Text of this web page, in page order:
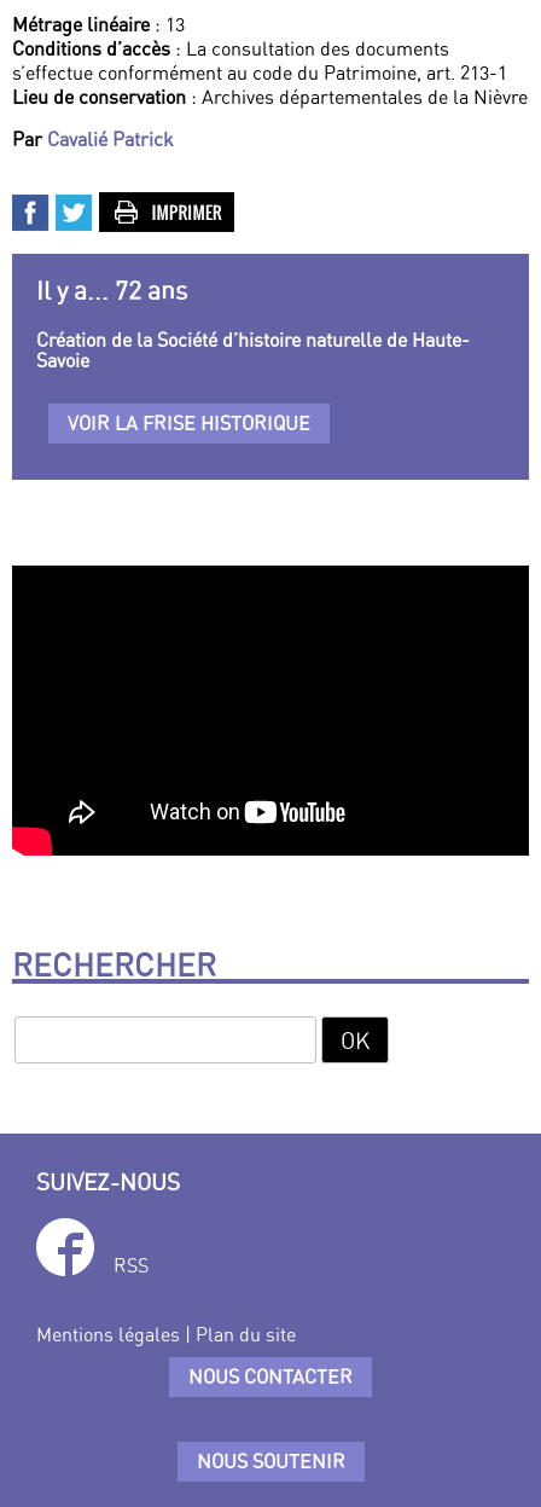
Métrage linéaire: 13
Conditions d’accès : La consultation des documents
s’effectue conformément au code du Patrimoine, art. 213-1
Lieu de conservation : Archives départementales de la Nièvre
Par Cavalié Patrick
Il y a... 72 ans
Création de la Société d’histoire naturelle de Haute-
Savoie
VOIR LA FRISE HISTORIQUE
RECHERCHER
SUIVEZ-NOUS
RSS
Mentions légales | Plan du site
NOUS CONTACTER
NOUS SOUTENIR